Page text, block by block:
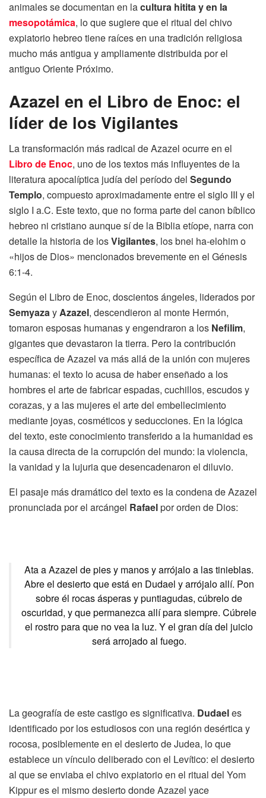
animales se documentan en lacultura hitita y en la
mesopotámica, lo que sugiere que el ritual del chivo
expiatorio hebreo tiene raíces en una tradición religiosa
mucho más antigua y ampliamente distribuida por el
antiguo Oriente Próximo.
Azazel en el Libro de Enoc: el
líder de los Vigilantes
La transformación más radical de Azazel ocurre en el
Libro de Enoc, uno de los textos más influyentes de la
literatura apocalíptica judía del período del Segundo
Templo, compuesto aproximadamente entre el siglo III y el
siglo I a.C. Este texto, que no forma parte del canon bíblico
hebreo ni cristiano aunque sí de la Biblia etíope, narra con
detalle la historia de losVigilantes, los bnei ha-elohim o
«hijos de Dios» mencionados brevemente en el Génesis
6:1-4.
Según el Libro de Enoc, doscientos ángeles, liderados por
SemyazayAzazel, descendieron al monte Hermón,
tomaron esposas humanas y engendraron a los Nefilim,
gigantes que devastaron la tierra. Pero la contribución
específica de Azazel va más allá de la unión con mujeres
humanas: el texto lo acusa de haber enseñado a los
hombres el arte de fabricar espadas, cuchillos, escudos y
corazas, y a las mujeres el arte del embellecimiento
mediante joyas, cosméticos y seducciones. En la lógica
del texto, este conocimiento transferido a la humanidad es
la causa directa de la corrupción del mundo: la violencia,
la vanidad y la lujuria que desencadenaron el diluvio.
El pasaje más dramático del texto es la condena de Azazel
pronunciada por el arcángel Rafaelpor orden de Dios:
Ata a Azazel de pies y manos y arrójalo a las tinieblas.
Abre el desierto que está en Dudael y arrójalo allí. Pon
sobre él rocas ásperas y puntiagudas, cúbrelo de
oscuridad, y que permanezca allí para siempre. Cúbrele
el rostro para que no vea la luz. Y el gran día del juicio
será arrojado al fuego.
La geografía de este castigo es significativa. Dudaeles
identificado por los estudiosos con una región desértica y
rocosa, posiblemente en el desierto de Judea, lo que
establece un vínculo deliberado con el Levítico: el desierto
al que se enviaba el chivo expiatorio en el ritual del Yom
Kippur es el mismo desierto donde Azazel yace